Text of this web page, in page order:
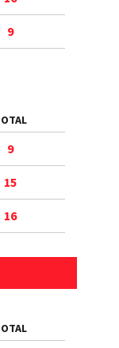
9
9
15
16